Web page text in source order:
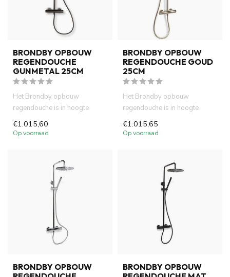
BRONDBY OPBOUW
REGENDOUCHE
GUNMETAL 25CM
Het Brondby opbouw
regendouche is in hoogte
verstelbaar en voorzien van
een ther...
€1.015,60
Op voorraad
BRONDBY OPBOUW
REGENDOUCHE GOUD
25CM
Het Brondby opbouw
regendouche is in hoogte
verstelbaar en voorzien van
een ther...
€1.015,65
Op voorraad
BRONDBY OPBOUW
BRONDBY OPBOUW